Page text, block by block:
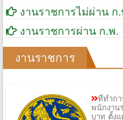
งานราชการไม่ผ่าน ก
งานราชการผ่าน ก.พ.
งานราชการ
ที่ทำก
พนักงาน
บาท ตั้งแ